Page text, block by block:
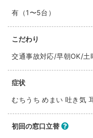
有（1〜5台）
こだわり
交通事故対応/早朝OK/
症状
むちうち めまい 吐き気
初回の窓口立替